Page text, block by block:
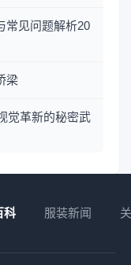
常见问题解析20
梁
觉革新的秘密武
科 服装新闻